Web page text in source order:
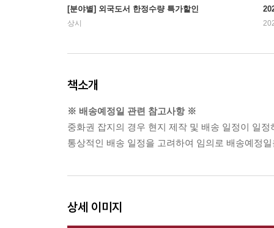
[분야별] 외국도서 한정수량 특가할인
상시
책소개
※ 배송예정일 관련 참고사항 ※
중화권 잡지의 경우 현지 제작 및 배송 일정이 일
통상적인 배송 일정을 고려하여 임의로 배송예정
상세 이미지